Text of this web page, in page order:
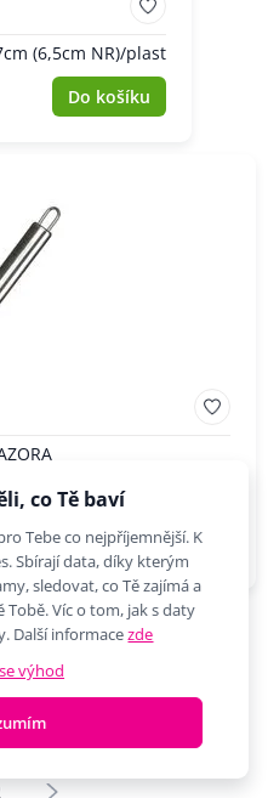
(6,5cm NR)/plast
Do košíku
Do košíku
co Tě baví
Tebe co nejpříjemnější. K
Sbírají data, díky kterým
sledovat, co Tě zajímá a
Víc o tom, jak s daty
Další informacezde
výhod